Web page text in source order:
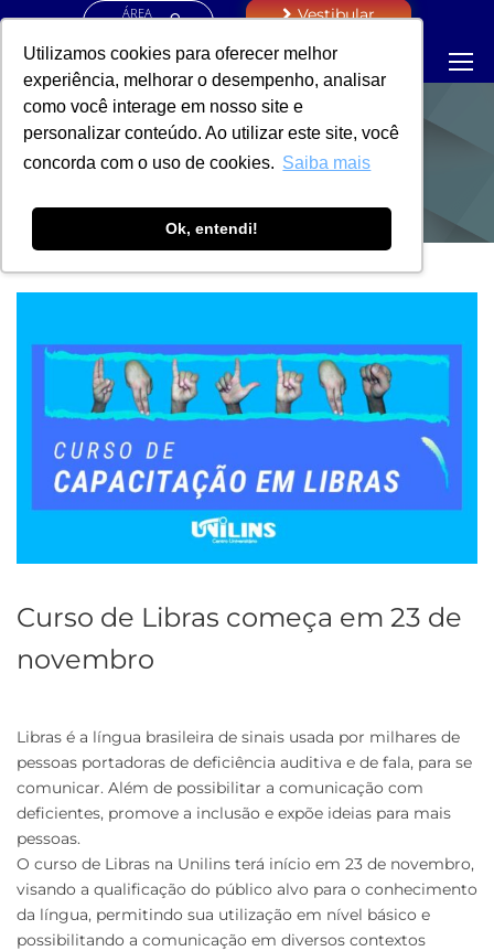
Utilizamos cookies para oferecer melhor
experiência, melhorar o desempenho, analisar
como você interage em nosso site e
personalizar conteúdo. Ao utilizar este site, você
concorda com o uso de cookies. Saiba mais
Ok, entendi!
ÁREA
Vestibular
NOTÍCIAS
Curso de Libras começa em 23 de
novembro
Libras é a língua brasileira de sinais usada por milhares de
pessoas portadoras de deficiência auditiva e de fala, para se
comunicar. Além de possibilitar a comunicação com
deficientes, promove a inclusão e expõe ideias para mais
pessoas.
O curso de Libras na Unilins terá início em 23 de novembro,
visando a qualificação do público alvo para o conhecimento
da língua, permitindo sua utilização em nível básico e
possibilitando a comunicação em diversos contextos